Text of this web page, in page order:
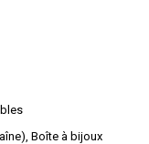
Boîte à bijoux